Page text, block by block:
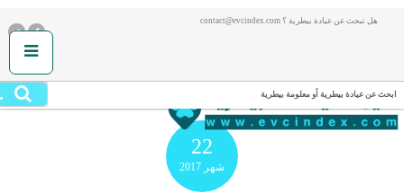
هل تبحث عن عيادة بيطرية ؟ contact@evcindex.com
ابحث عن عيادة بيطرية أو معلومة بيطرية
22
شهر 2017